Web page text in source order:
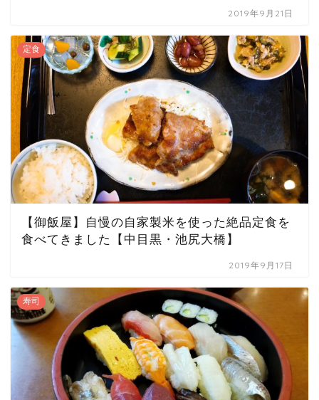
2019年9月21日
定食
【御飯屋】自慢の自家製米を使った絶品定食を
食べてきました【中目黒・池尻大橋】
2019年9月17日
寿司